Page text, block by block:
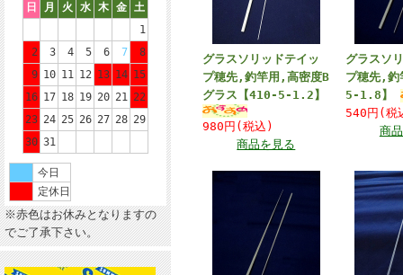
日
月 火 水 木 金
土
1
2
3 4 5 6 7
8
9 10 11 12 13 14 15
16 17 18 19 20 21 22
23 24 25 26 27 28 29
30 31
今日
定休日
※赤色はお休みとなりますの
でご了承下さい。
グラスソリッドテイッ
プ穂先,釣竿用,高密度B
グラス【410-5-1.2】
980円(税込)
商品を見る
グラスソ
プ穂先,
5-1.8】
540円(
商